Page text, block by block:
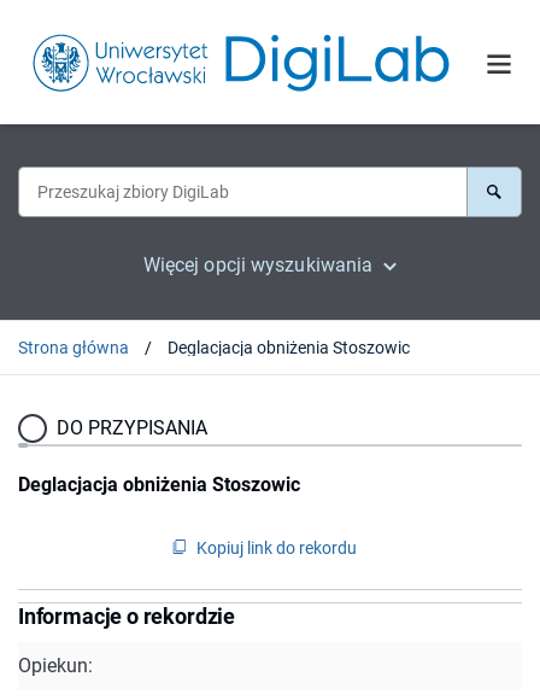
Więcej opcji wyszukiwania
Strona główna Deglacjacja obniżenia Stoszowic
DO PRZYPISANIA
Deglacjacja obniżenia Stoszowic
Kopiuj link do rekordu
Informacje o rekordzie
Opiekun: